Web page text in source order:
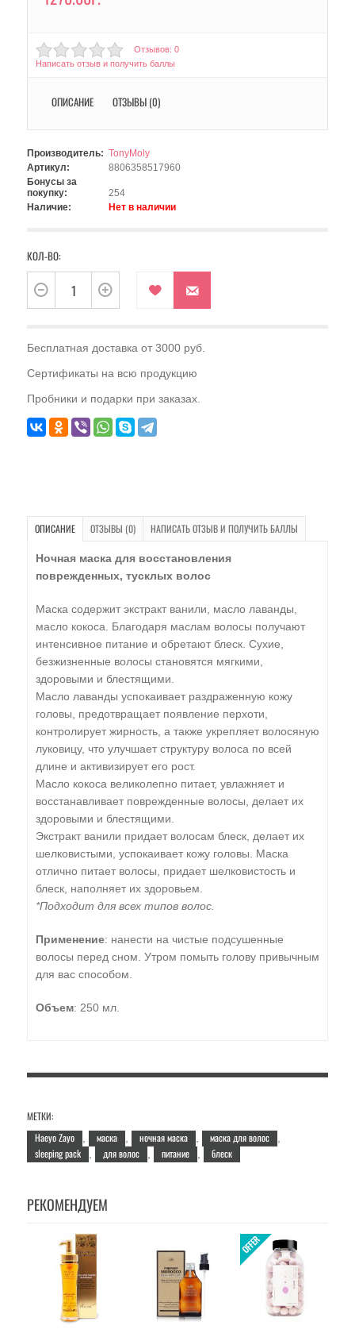
Отзывов: 0
Написать отзыв и получить баллы
ОПИСАНИЕ ОТЗЫВЫ (0)
Производитель: TonyMoly
Артикул:
8806358517960
Бонусы за
покупку:
254
Наличие:
Нет в наличии
КОЛ-ВО:
Бесплатная доставка от 3000 руб.
Сертификаты на всю продукцию
Пробники и подарки при заказах.
ОПИСАНИЕ ОТЗЫВЫ (0) НАПИСАТЬ ОТЗЫВ И ПОЛУЧИТЬ БАЛЛЫ
Ночная маска для восстановления
поврежденных, тусклых волос
Маска содержит экстракт ванили, масло лаванды,
масло кокоса. Благодаря маслам волосы получают
интенсивное питание и обретают блеск. Сухие,
безжизненные волосы становятся мягкими,
здоровыми и блестящими.
Масло лаванды успокаивает раздраженную кожу
головы, предотвращает появление перхоти,
контролирует жирность, а также укрепляет волосяную
луковицу, что улучшает структуру волоса по всей
длине и активизирует его рост.
Масло кокоса великолепно питает, увлажняет и
восстанавливает поврежденные волосы, делает их
здоровыми и блестящими.
Экстракт ванили придает волосам блеск, делает их
шелковистыми, успокаивает кожу головы. Маска
отлично питает волосы, придает шелковистость и
блеск, наполняет их здоровьем.
*Подходит для всех типов волос.
Применение: нанести на чистые подсушенные
волосы перед сном. Утром помыть голову привычным
для вас способом.
Объем: 250 мл.
МЕТКИ:
Haeyo Zayo
маска ночная маска маска для волос
sleeping pack для волос питание блеск
РЕКОМЕНДУЕМ